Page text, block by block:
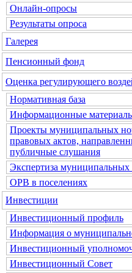
Онлайн-опросы
Результаты опроса
Галерея
Пенсионный фонд
Оценка регулирующего
Нормативная база
Информационные
Проекты муниципальных
правовых актов,
публичные слушания
Экспертиза
ОРВ в поселениях
Инвестиции
Инвестиционный профиль
Информация о
Инвестиционный
Инвестиционный Совет